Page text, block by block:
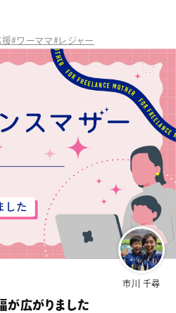
援#ワーママ#レジャー
市川 千尋
が広がりました